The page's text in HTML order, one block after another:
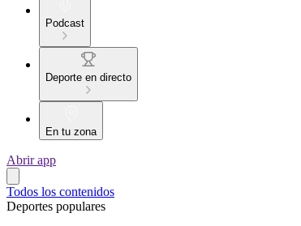
Podcast
Deporte en directo
En tu zona
Abrir app
Todos los contenidos
Deportes populares